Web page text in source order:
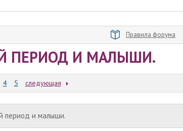
Правила форума
ПЕРИОД И МАЛЫШИ.
4 5 следующая
период и малыши.